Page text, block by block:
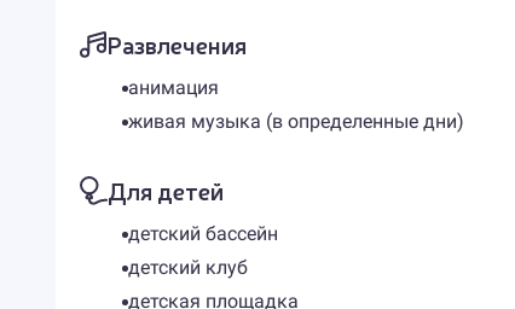
Развлечения
анимация
живая музыка (в определенные дни)
Для детей
детский бассейн
детский клуб
детская площадка